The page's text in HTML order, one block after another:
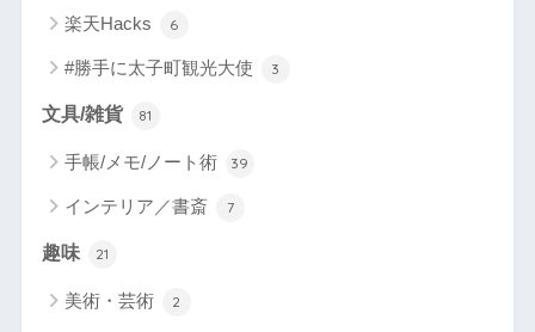
楽天Hacks 6
#勝手に太子町観光大使 3
文具/雑貨 81
手帳/メモ/ノート術 39
インテリア／書斎 7
趣味 21
美術・芸術 2